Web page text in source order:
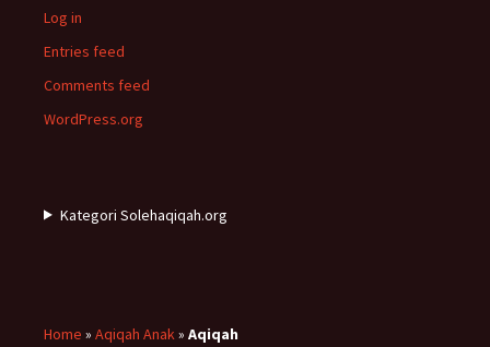
Log in
Entries feed
Comments feed
WordPress.org
Kategori Solehaqiqah.org
Home » Aqiqah Anak » Aqiqah